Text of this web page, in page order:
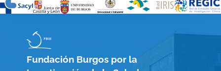
Fundación Burgos por la